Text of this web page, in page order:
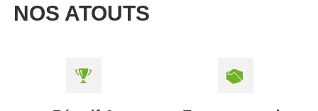
NOS ATOUTS